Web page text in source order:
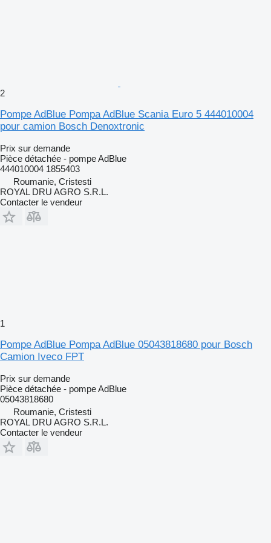
2
Pompe AdBlue Pompa AdBlue Scania Euro 5 444010004
pour camion Bosch Denoxtronic
Prix sur demande
Pièce détachée - pompe AdBlue
444010004 1855403
Roumanie, Cristesti
ROYAL DRU AGRO S.R.L.
Contacter le vendeur
1
Pompe AdBlue Pompa AdBlue 05043818680 pour Bosch
Camion Iveco FPT
Prix sur demande
Pièce détachée - pompe AdBlue
05043818680
Roumanie, Cristesti
ROYAL DRU AGRO S.R.L.
Contacter le vendeur